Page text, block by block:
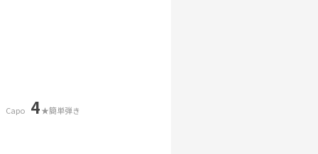
Capo 4★簡単弾き